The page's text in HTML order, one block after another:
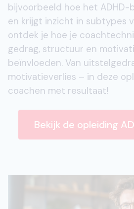
bijvoorbeeld hoe het
en krijgt inzicht in subtypes
ontdek je hoe je
gedrag, structuur en
beïnvloeden. Van
motivatieverlies – in deze
coachen met resultaat!
Bekijk de opleiding